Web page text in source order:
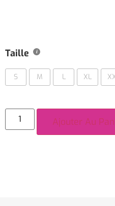
Taille
S M L XL
Ajouter Au